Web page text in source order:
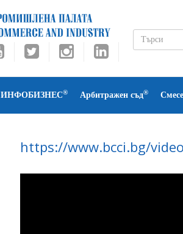
ИНФОБИЗНЕС® Арбитражен съд®
https://www.bcci.bg/